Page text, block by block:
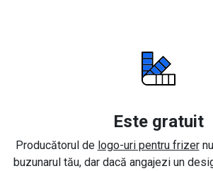
Este gratuit
Producătorul de logo-uri pentru frizer
buzunarul tău, dar dacă angajezi un